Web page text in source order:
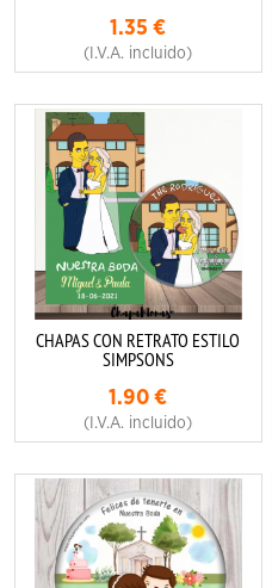
1.35 €
(I.V.A. incluido)
CHAPAS CON RETRATO ESTILO
SIMPSONS
1.90 €
(I.V.A. incluido)